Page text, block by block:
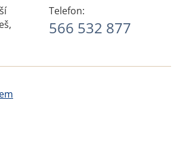
Telefon:
566 532 877